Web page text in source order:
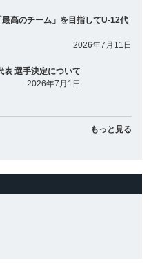
高のチーム」を目指してU-12代
2026年7月11日
表 選手決定について
2026年7月1日
もっと見る